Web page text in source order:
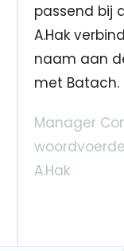
passend bij
A.Hak
naam aan
met Batach.
Manager
A.Hak